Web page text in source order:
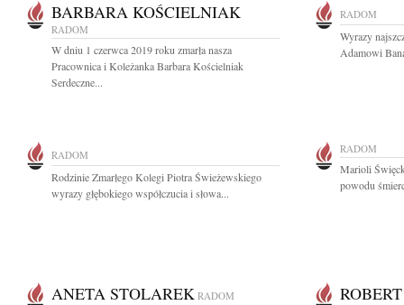
BARBARA KOŚCIELNIAK
RADOM
W dniu 1 czerwca 2019 roku zmarła nasza
Pracownica i Koleżanka Barbara Kościelniak
Serdeczne...
RADOM
Wyrazy
Adamowi
RADOM
Rodzinie Zmarłego Kolegi Piotra Świeżewskiego
wyrazy głębokiego współczucia i słowa...
RADOM
Marioli
powodu
ANETA STOLAREK RADOM